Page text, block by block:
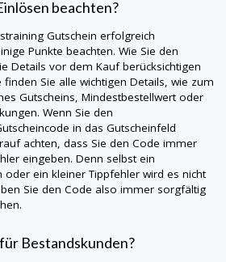
beachten?
Gutschein erfolgreich
Punkte beachten. Wie Sie den
Details vor dem Kauf berücksichtigen
finden Sie alle wichtigen Details, wie zum
Gutscheins, Mindestbestellwert oder
Wenn Sie den
in das Gutscheinfeld
achten, dass Sie den Code immer
eingeben. Denn selbst ein
oder ein kleiner Tippfehler wird es nicht
Sie den Code also immer sorgfältig
Bestandskunden?